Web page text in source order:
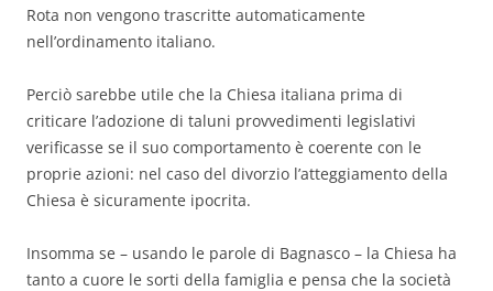
Rota non vengono trascritte automaticamente
nell’ordinamento italiano.
Perciò sarebbe utile che la Chiesa italiana prima di
criticare l’adozione di taluni provvedimenti legislativi
verificasse se il suo comportamento è coerente con le
proprie azioni: nel caso del divorzio l’atteggiamento della
Chiesa è sicuramente ipocrita.
Insomma se – usando le parole di Bagnasco – la Chiesa ha
tanto a cuore le sorti della famiglia e pensa che la società